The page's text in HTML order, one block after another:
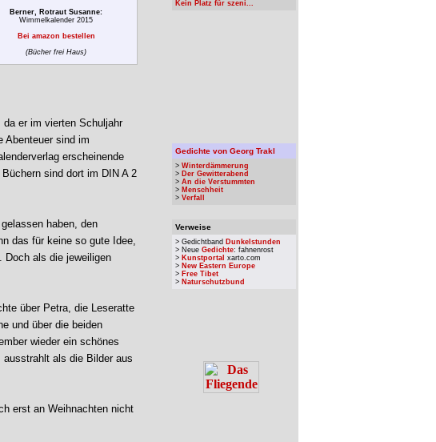
Berner, Rotraut Susanne:
Wimmelkalender 2015
Bei amazon bestellen
(Bücher frei Haus)
er im vierten Schuljahr
Abenteuer sind im
erscheinende
sind dort im DIN A 2
haben, den
das für keine so gute Idee,
Doch als die jeweiligen
über Petra, die Leseratte
und über die beiden
wieder ein schönes
als die Bilder aus
erst an Weihnachten nicht
Kein Platz für szeni...
Gedichte von Georg Trakl
> Winterdämmerung
> Der Gewitterabend
> An die Verstummten
> Menschheit
> Verfall
Verweise
> Gedichtband Dunkelstunden
> Neue Gedichte: fahnenrost
> Kunstportal xarto.com
> New Eastern Europe
> Free Tibet
> Naturschutzbund